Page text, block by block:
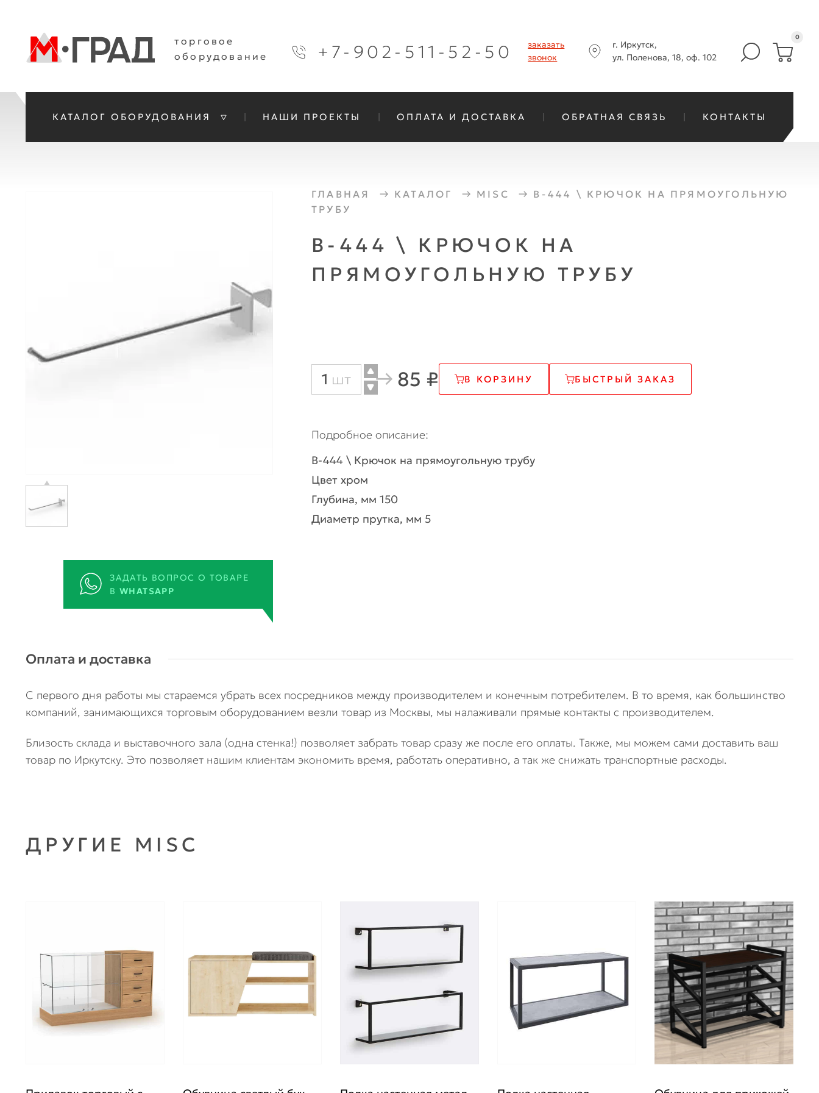
+7-902-511-52-50
заказать
звонок
торговое
оборудование
г. Иркутск,
ул. Поленова, 18, оф. 102
0
КАТАЛОГ ОБОРУДОВАНИЯ НАШИ ПРОЕКТЫ ОПЛАТА И ДОСТАВКА ОБРАТНАЯ СВЯЗЬ КОНТАКТЫ
ГЛАВНАЯ КАТАЛОГ MISC
B-444 \ КРЮЧОК НА ПРЯМОУГОЛЬНУЮ
ТРУБУ
B-444 \ КРЮЧОК НА
ПРЯМОУГОЛЬНУЮ ТРУБУ
ЗАДАТЬ ВОПРОС О ТОВАРЕ
В WHATSAPP
Количество
Крючок
на
шт 85 ₽ В КОРЗИНУ БЫСТРЫЙ ЗАКАЗ
Подробное описание
B-444 \ Крючок на прямоугольную трубу
Цвет хром
Глубина, мм 150
Диаметр прутка, мм 5
Оплата и доставка
С первого дня работы мы стараемся убрать всех посредников между производителем и конечным потребителем. В то время, как большинство
компаний, занимающихся торговым оборудованием везли товар из Москвы, мы налаживали прямые контакты с производителем.
Близость склада и выставочного зала (одна стенка!) позволяет забрать товар сразу же после его оплаты. Также, мы можем сами доставить ваш
товар по Иркутску. Это позволяет нашим клиентам экономить время, работать оперативно, а так же снижать транспортные расходы.
ДРУГИЕ MISC